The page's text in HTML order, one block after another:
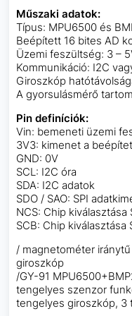
Műszaki adatok:
Típus: MPU6500 és
Beépített 16 bites AD
Üzemi feszültség: 3 –
Kommunikáció: I2C
Giroszkóp
A gyorsulásmérő
Pin definíciók:
Vin: bemeneti üzemi
3V3: kimenet a
GND: 0V
SCL: I2C óra
SDA: I2C adatok
SDO / SAO: SPI
NCS: Chip
SCB: Chip
/ magnetométer
giroszkóp
/GY-91
tengelyes szenzor
tengelyes giroszkóp, 3